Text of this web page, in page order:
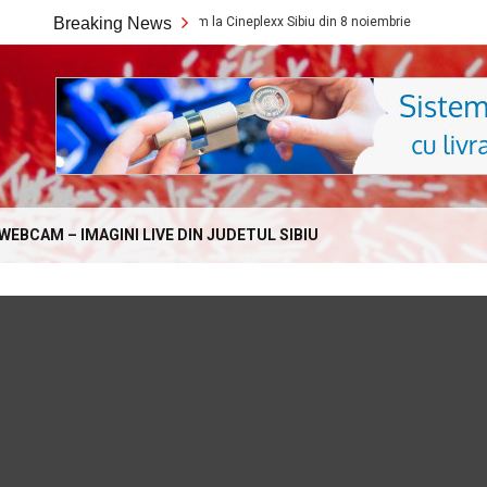
Breaking News
Ce filme noi vedem la Cineplexx Sibiu din 8 noiembrie Ce
– IMAGINI LIVE DIN JUDETUL SIBIU